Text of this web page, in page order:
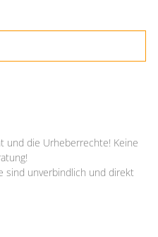
und die Urheberrechte! Keine
sind unverbindlich und direkt